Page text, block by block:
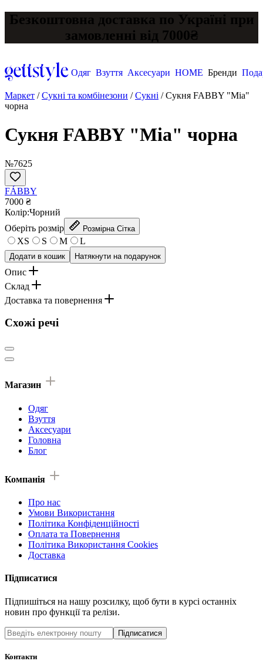
Безкоштовна доставка по Україні при
замовленні від 7000₴
Одяг Взуття Аксесуари HOME Бренди
Маркет /Сукні та комбінезони /Сукні /Сукня FABBY "Mia"
чорна
Сукня FABBY "Mia" чорна
№7625
FÁBBY
7000 ₴
Колір:Чорний
Оберіть розмір
Розмірна Сітка
XS S M L
Додати в кошик Натякнути на подарунок
Опис
Склад
Доставка та повернення
Схожі речі
Магазин
Одяг
Взуття
Аксесуари
Головна
Блог
Компанія
Про нас
Умови Використання
Політика Конфіденційності
Оплата та Повернення
Політика Використання Cookies
Доставка
Підписатися
Підпишіться на нашу розсилку, щоб бути в курсі останніх
новин про функції та релізи.
Підписатися
Контакти